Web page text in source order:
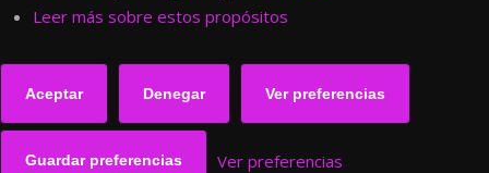
Leer más sobre estos propósitos
Aceptar Denegar Ver preferencias
Guardar preferencias Ver preferencias